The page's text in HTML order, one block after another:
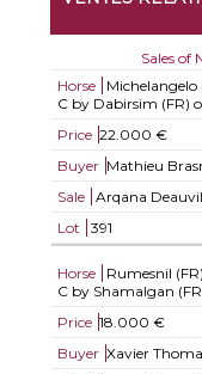
Sales of
Horse
Michelangelo
C by Dabirsim (FR)
Price 22.000 €
Buyer Mathieu
Sale
Arqana
Lot
391
Horse Rumesnil (FR)
C by Shamalgan
Price 18.000 €
Buyer Xavier